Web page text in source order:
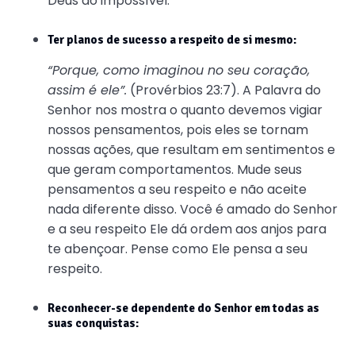
Ter planos de sucesso a respeito de si mesmo:
“Porque, como imaginou no seu coração,
assim é ele”. (Provérbios 23:7). A Palavra do
Senhor nos mostra o quanto devemos vigiar
nossos pensamentos, pois eles se tornam
nossas ações, que resultam em sentimentos e
que geram comportamentos. Mude seus
pensamentos a seu respeito e não aceite
nada diferente disso. Você é amado do Senhor
e a seu respeito Ele dá ordem aos anjos para
te abençoar. Pense como Ele pensa a seu
respeito.
Reconhecer-se dependente do Senhor em todas as
suas conquistas: